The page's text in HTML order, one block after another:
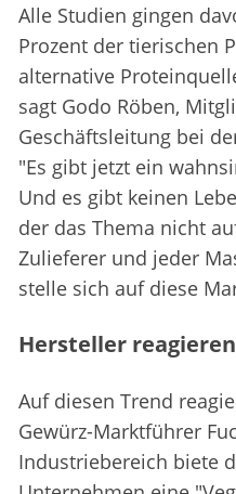
Alle Studien gingen
Prozent der tierischen
alternative
sagt Godo Röben,
Geschäftsleitung bei
"Es gibt jetzt ein
Und es gibt keinen
der das Thema nicht
Zulieferer und jeder
stelle sich auf diese
Hersteller
Auf diesen Trend
Gewürz-Marktführer
Industriebereich biete